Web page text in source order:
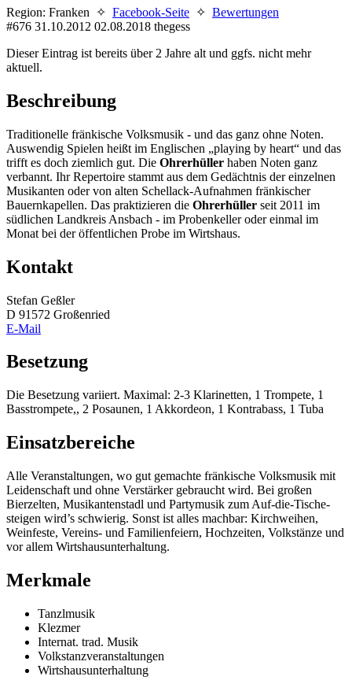
Region: Franken ✧ Facebook-Seite ✧ Bewertungen
#676 31.10.2012 02.08.2018 thegess
Dieser Eintrag ist bereits über 2 Jahre alt und ggfs. nicht mehr
aktuell.
Beschreibung
Traditionelle fränkische Volksmusik - und das ganz ohne Noten.
Auswendig Spielen heißt im Englischen „playing by heart“ und das
trifft es doch ziemlich gut. Die Ohrerhüller haben Noten ganz
verbannt. Ihr Repertoire stammt aus dem Gedächtnis der einzelnen
Musikanten oder von alten Schellack-Aufnahmen fränkischer
Bauernkapellen. Das praktizieren die Ohrerhüller seit 2011 im
südlichen Landkreis Ansbach - im Probenkeller oder einmal im
Monat bei der öffentlichen Probe im Wirtshaus.
Kontakt
Stefan Geßler
D 91572 Großenried
E-Mail
Besetzung
Die Besetzung variiert. Maximal: 2-3 Klarinetten, 1 Trompete, 1
Basstrompete,, 2 Posaunen, 1 Akkordeon, 1 Kontrabass, 1 Tuba
Einsatzbereiche
Alle Veranstaltungen, wo gut gemachte fränkische Volksmusik mit
Leidenschaft und ohne Verstärker gebraucht wird. Bei großen
Bierzelten, Musikantenstadl und Partymusik zum Auf-die-Tische-
steigen wird’s schwierig. Sonst ist alles machbar: Kirchweihen,
Weinfeste, Vereins- und Familienfeiern, Hochzeiten, Volkstänze und
vor allem Wirtshausunterhaltung.
Merkmale
Tanzlmusik
Klezmer
Internat. trad. Musik
Volkstanzveranstaltungen
Wirtshausunterhaltung